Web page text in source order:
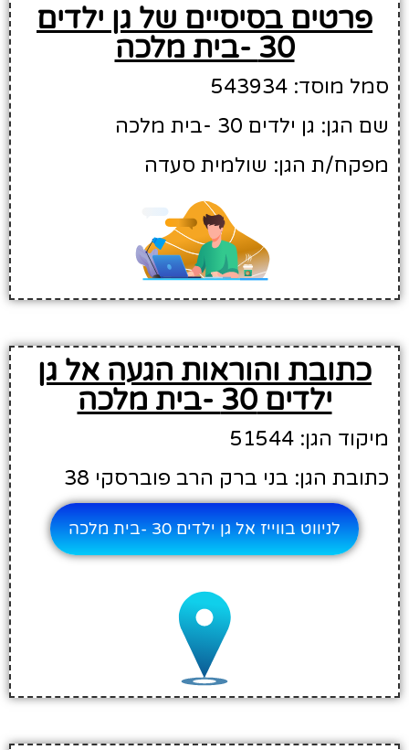
פרטים בסיסיים של גן ילדים
30 -בית מלכה
סמל מוסד: 543934
שם הגן: גן ילדים 30 -בית מלכה
מפקח/ת הגן: שולמית סעדה
כתובת והוראות הגעה אל גן
ילדים 30 -בית מלכה
מיקוד הגן: 51544
כתובת הגן: בני ברק הרב פוברסקי 38
לניווט בווייז אל גן ילדים 30 -בית מלכה